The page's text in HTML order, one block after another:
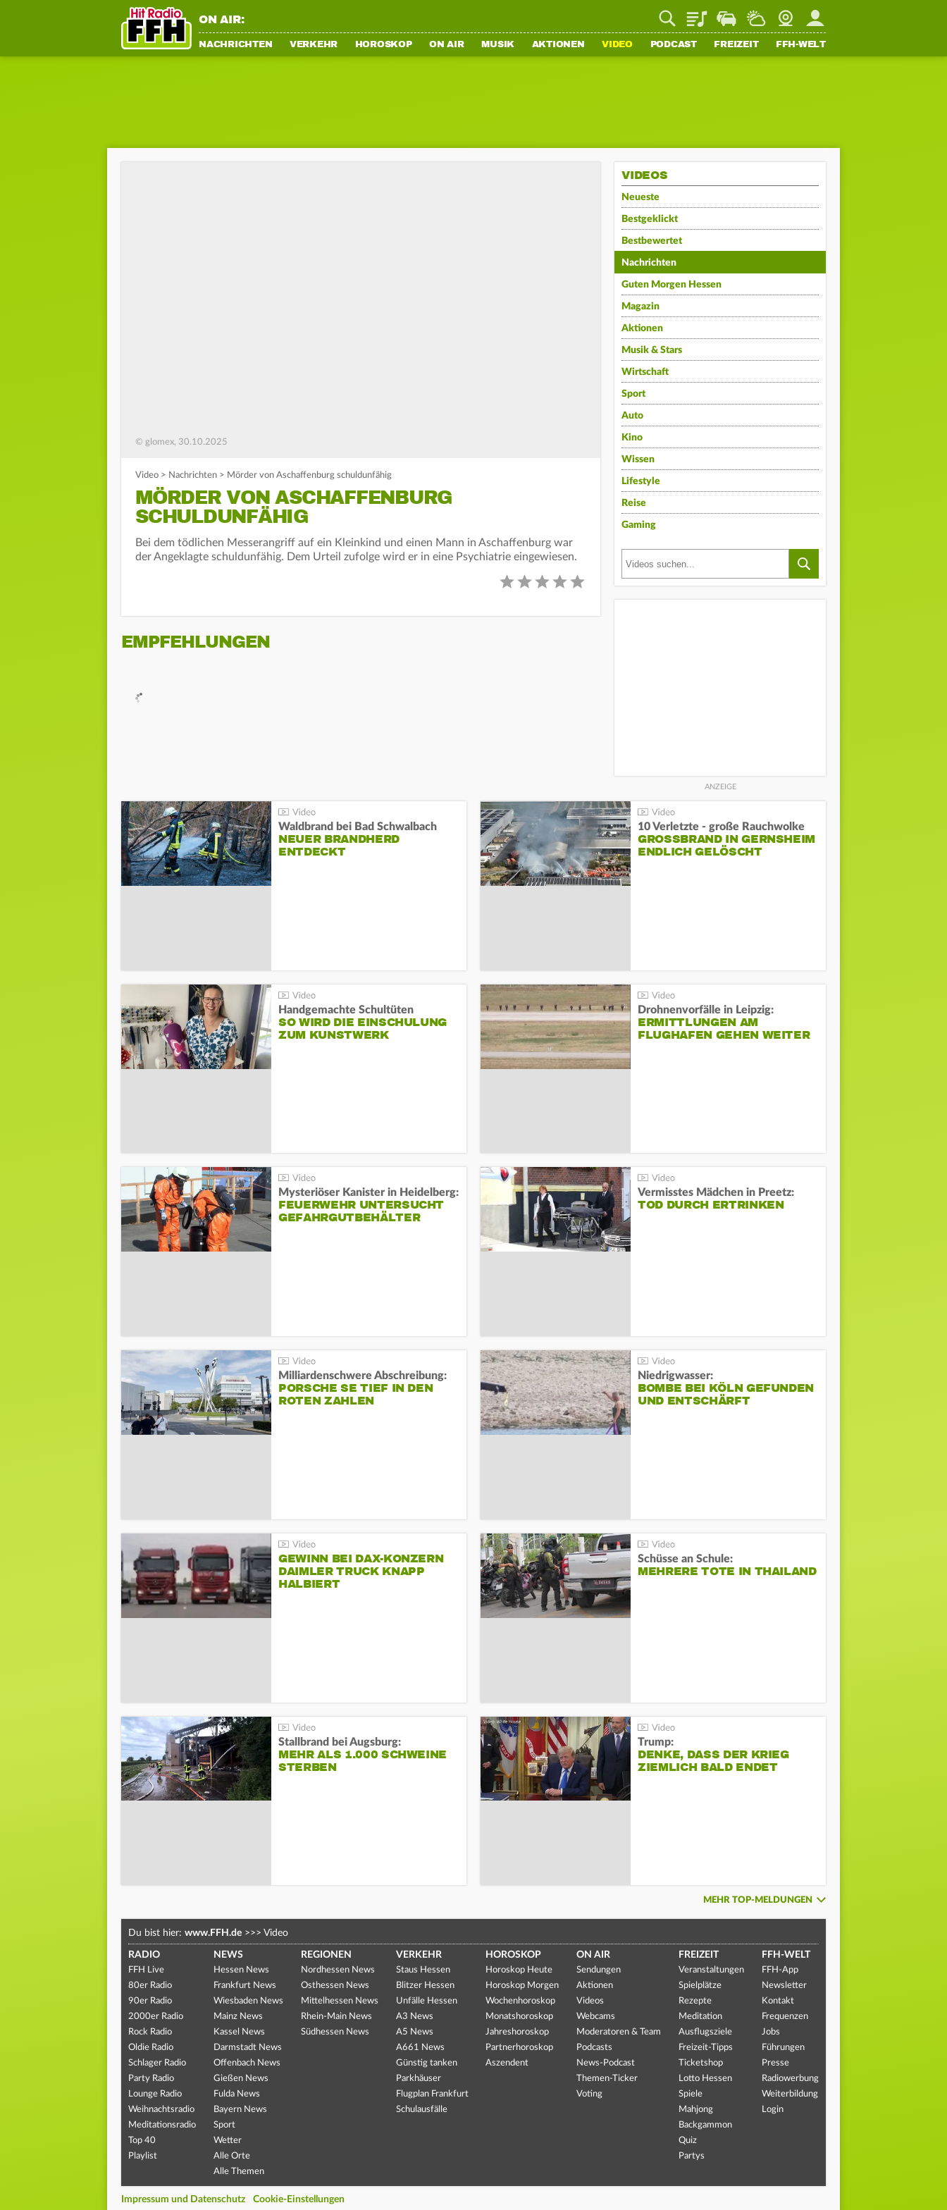
ON AIR: PlaylistStaupilotWetterWebcamMein FFH
NACHRICHTEN VERKEHR HOROSKOP ON AIR MUSIK AKTIONEN VIDEO PODCAST FREIZEIT FFH-WELT
© glomex, 30.10.2025
Video > Nachrichten > Mörder von Aschaffenburg schuldunfähig
MÖRDER VON ASCHAFFENBURG
SCHULDUNFÄHIG
Bei dem tödlichen Messerangriff auf ein Kleinkind und einen Mann in Aschaffenburg war
der Angeklagte schuldunfähig. Dem Urteil zufolge wird er in eine Psychiatrie eingewiesen.
EMPFEHLUNGEN
VIDEOS
Neueste
Bestgeklickt
Bestbewertet
Nachrichten
Guten Morgen Hessen
Magazin
Aktionen
Musik & Stars
Wirtschaft
Sport
Auto
Kino
Wissen
Lifestyle
Reise
Gaming
Waldbrand bei Bad Schwalbach
NEUER BRANDHERD
ENTDECKT
10 Verletzte - große Rauchwolke
GROSSBRAND IN GERNSHEIM E
NDLICH GELÖSCHT
Handgemachte Schultüten
SO WIRD DIE EINSCHULUNG
ZUM KUNSTWERK
Drohnenvorfälle in Leipzig:
ERMITTLUNGEN AM
FLUGHAFEN GEHEN WEITER
Mysteriöser Kanister in Heidelberg:
FEUERWEHR UNTERSUCHT
GEFAHRGUTBEHÄLTER
Vermisstes Mädchen in Preetz:
TOD DURCH ERTRINKEN
Milliardenschwere Abschreibung:
PORSCHE SE TIEF IN DEN
ROTEN ZAHLEN
Niedrigwasser:
BOMBE BEI KÖLN GEFUNDEN
UND ENTSCHÄRFT
GEWINN BEI DAX-KONZERN
DAIMLER TRUCK KNAPP
HALBIERT
Schüsse an Schule:
MEHRERE TOTE IN THAILAND
Stallbrand bei Augsburg:
MEHR ALS 1.000 SCHWEINE
STERBEN
Trump:
DENKE, DASS DER KRIEG
ZIEMLICH BALD ENDET
MEHR TOP-MELDUNGEN
Du bist hier: www.FFH.de >>> Video
RADIO
FFH Live
80er Radio
90er Radio
2000er Radio
Rock Radio
Oldie Radio
Schlager Radio
Party Radio
Lounge Radio
Weihnachtsradio
Meditationsradio
Top 40
Playlist
NEWS
Hessen News
Frankfurt News
Wiesbaden News
Mainz News
Kassel News
Darmstadt News
Offenbach News
Gießen News
Fulda News
Bayern News
Sport
Wetter
Alle Orte
Alle Themen
REGIONEN
Nordhessen News
Osthessen News
Mittelhessen News
Rhein-Main News
Südhessen News
VERKEHR
Staus Hessen
Blitzer Hessen
Unfälle Hessen
A3 News
A5 News
A661 News
Günstig tanken
Parkhäuser
Flugplan Frankfurt
Schulausfälle
HOROSKOP
Horoskop Heute
Horoskop Morgen
Wochenhoroskop
Monatshoroskop
Jahreshoroskop
Partnerhoroskop
Aszendent
ON AIR
Sendungen
Aktionen
Videos
Webcams
Moderatoren & Team
Podcasts
News-Podcast
Themen-Ticker
Voting
FREIZEIT
Veranstaltungen
Spielplätze
Rezepte
Meditation
Ausflugsziele
Freizeit-Tipps
Ticketshop
Lotto Hessen
Spiele
Mahjong
Backgammon
Quiz
Partys
FFH-WELT
FFH-App
Newsletter
Kontakt
Frequenzen
Jobs
Führungen
Presse
Radiowerbung
Weiterbildung
Login
Impressum und Datenschutz Cookie-Einstellungen